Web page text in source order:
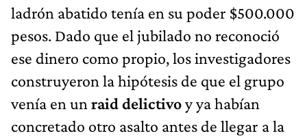
ladrón abatido tenía en su poder $500.000
pesos. Dado que el jubilado no reconoció
ese dinero como propio, los investigadores
construyeron la hipótesis de que el grupo
venía en un raid delictivoy ya habían
concretado otro asalto antes de llegar a la